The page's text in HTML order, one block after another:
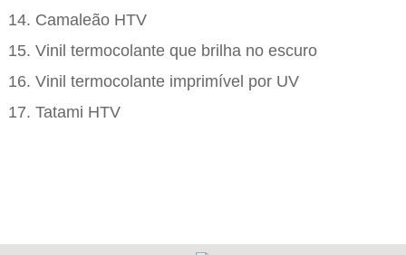
14. Camaleão HTV
15. Vinil termocolante que brilha no escuro
16. Vinil termocolante imprimível por UV
17. Tatami HTV